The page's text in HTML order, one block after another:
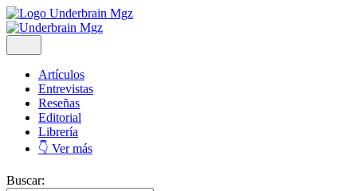
Artículos
Entrevistas
Reseñas
Editorial
Librería
👇 Ver más
Buscar: